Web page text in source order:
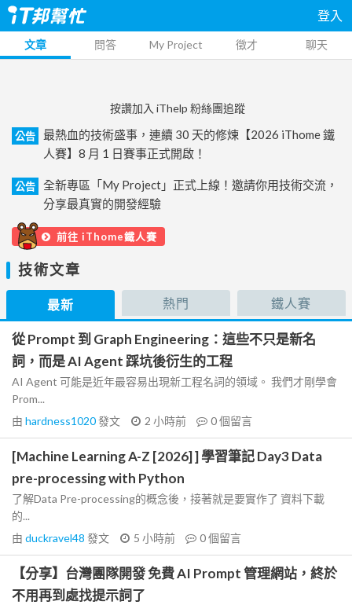
登入
文章 問答 My Project 徵才 聊天
按讚加入 iThelp 粉絲團追蹤
公告
最熱血的技術盛事，連續 30 天的修煉【2026 iThome 鐵
人賽】8 月 1 日賽事正式開啟！
公告
全新專區「My Project」正式上線！邀請你用技術交流，
分享最真實的開發經驗
前往 iThome鐵人賽
技術文章
最新 熱門 鐵人賽
從 Prompt 到 Graph Engineering：這些不只是新名
詞，而是 AI Agent 踩坑後衍生的工程
AI Agent 可能是近年最容易出現新工程名詞的領域。 我們才剛學會
Prom...
由 hardness1020發文 2 小時前 0個留言
[Machine Learning A-Z [2026] ] 學習筆記 Day3 Data
pre-processing with Python
了解Data Pre-processing的概念後，接著就是要實作了 資料下載
的...
由 duckravel48 發文 5 小時前 0個留言
【分享】台灣團隊開發 免費 AI Prompt 管理網站，終於
不用再到處找提示詞了